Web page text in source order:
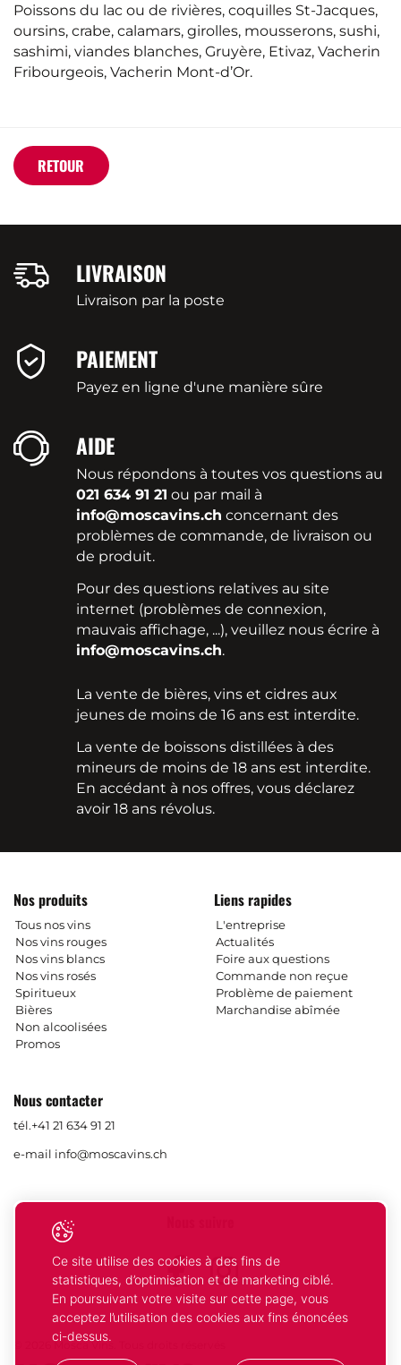
Poissons du lac ou de rivières, coquilles St-Jacques,
oursins, crabe, calamars, girolles, mousserons, sushi,
sashimi, viandes blanches, Gruyère, Etivaz, Vacherin
Fribourgeois, Vacherin Mont-d’Or.
RETOUR
LIVRAISON
Livraison par la poste
PAIEMENT
Payez en ligne d'une manière sûre
AIDE
Nous répondons à toutes vos questions au
021 634 91 21 ou par mail à
info@moscavins.ch concernant des
problèmes de commande, de livraison ou
de produit.
Pour des questions relatives au site
internet (problèmes de connexion,
mauvais affichage, ...), veuillez nous écrire à
info@moscavins.ch.
La vente de bières, vins et cidres aux
jeunes de moins de 16 ans est interdite.
La vente de boissons distillées à des
mineurs de moins de 18 ans est interdite.
En accédant à nos offres, vous déclarez
avoir 18 ans révolus.
Nos produits
Tous nos vins
Nos vins rouges
Nos vins blancs
Nos vins rosés
Spiritueux
Bières
Non alcoolisées
Promos
Liens rapides
L'entreprise
Actualités
Foire aux questions
Commande non reçue
Problème de paiement
Marchandise abîmée
Nous contacter
tél.+41 21 634 91 21
e-mail info@moscavins.ch
Facebook
Instagram
© 2026 Mosca Vins. Tous droits réservés
Ce site utilise des cookies à des fins de
statistiques, d’optimisation et de marketing ciblé.
En poursuivant votre visite sur cette page, vous
acceptez l’utilisation des cookies aux fins énoncées
ci-dessus.